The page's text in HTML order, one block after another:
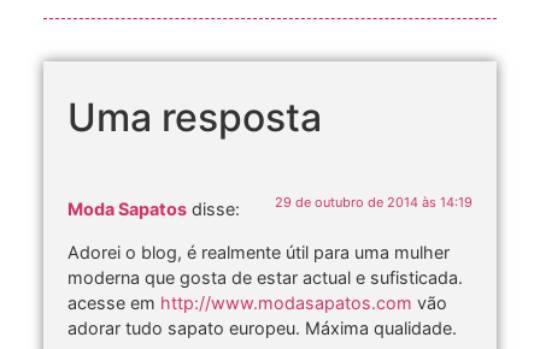
Uma resposta
Moda Sapatos disse: 29 de outubro de 2014 às 14:19
Adorei o blog, é realmente útil para uma mulher
moderna que gosta de estar actual e sufisticada.
acesse em http://www.modasapatos.com vão
adorar tudo sapato europeu. Máxima qualidade.